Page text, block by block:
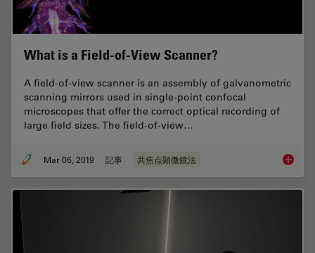
What is a Field-of-View Scanner?
A field-of-view scanner is an assembly of galvanometric
scanning mirrors used in single-point confocal
microscopes that offer the correct optical recording of
large field sizes. The field-of-view…
Mar 06, 2019 記事 共焦点顕微鏡法 What is